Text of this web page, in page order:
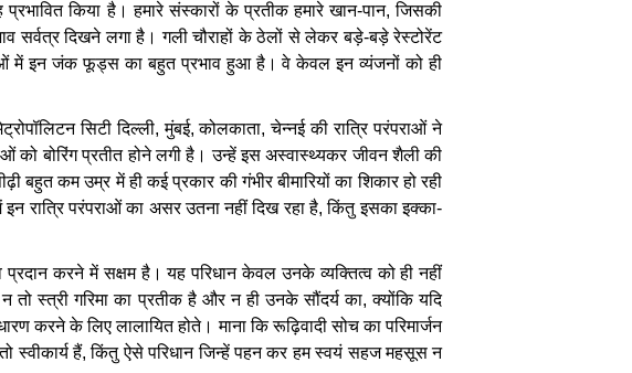
प्रभावित किया है। हमारे संस्कारों के प्रतीक हमारे खान-पान,जिसकी
सर्वत्र दिखने लगा है। गली चौराहों के ठेलों से लेकर बड़े-बड़े रेस्टोरेंट
में इन जंक फूड्स का बहुत प्रभाव हुआ है। वे केवल इन व्यंजनों को ही
सिटी दिल्ली,मुंबई,कोलकाता,चेन्नई की रात्रि परंपराओं ने
को बोरिंग प्रतीत होने लगी है। उन्हें इस अस्वास्थ्यकर जीवन शैली की
बहुत कम उम्र में ही कई प्रकार की गंभीर बीमारियों का शिकार हो रही
इन रात्रि परंपराओं का असर उतना नहीं दिख रहा है,किंतु इसका इक्का-
प्रदान करने में सक्षम है। यह परिधान केवल उनके व्यक्तित्व को ही नहीं
न तो स्त्री गरिमा का प्रतीक है और न ही उनके सौंदर्य का,क्योंकि यदि
करने के लिए लालायित होते। माना कि रूढ़िवादी सोच का परिमार्जन
तो स्वीकार्य हैं,किंतु ऐसे परिधान जिन्हें पहन कर हम स्वयं सहज महसूस न